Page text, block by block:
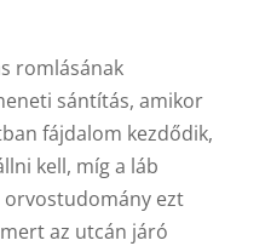
romlásának
sántítás, amikor
fájdalom kezdődik,
kell, míg a láb
orvostudomány ezt
az utcán járó